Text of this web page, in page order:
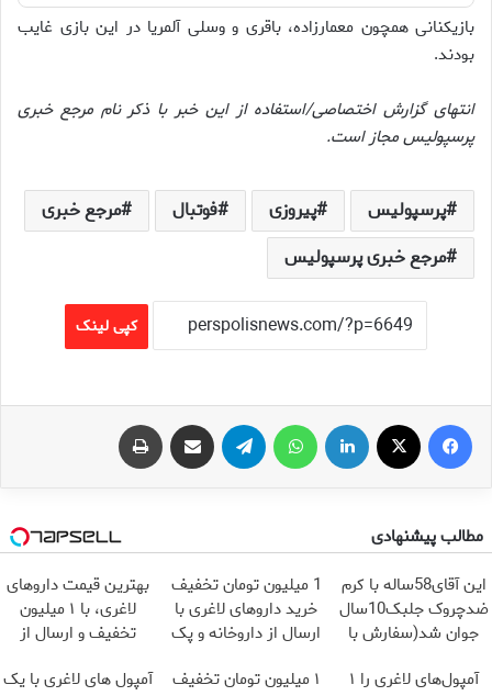
بازیکنانی همچون معمارزاده، باقری و وسلی آلمریا در این بازی غایب
بودند.
انتهای گزارش اختصاصی/استفاده از این خبر با ذکر نام مرجع خبری
پرسپولیس مجاز است.
پرسپولیس پیروزی فوتبال
مرجع خبری
مرجع خبری پرسپولیس
کپی لینک
فیس بوک لینکدین تلگرام اشتراک گذاری از طریق ایمیل
مطالب پیشنهادی
این آقای58ساله با کرم
ضدچروک جلبک10سال
جوان شد(سفارش با
1 میلیون تومان تخفیف
خرید داروهای لاغری با
ارسال از داروخانه و پک
بهترین قیمت داروهای
لاغری، با ۱ میلیون
تخفیف و ارسال از
آمپول‌های لاغری را ۱
۱ میلیون تومان تخفیف
آمپول های لاغری با یک